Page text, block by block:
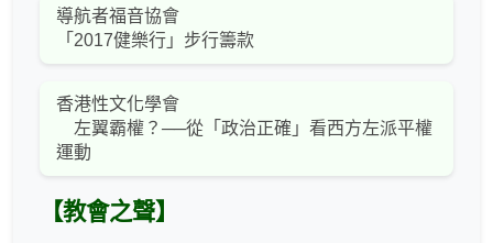
導航者福音協會
「2017健樂行」步行籌款
香港性文化學會
左翼霸權？──從「政治正確」看西方左派平權
運動
【教會之聲】